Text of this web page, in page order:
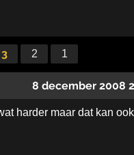
3 2 1
8 december 2008
harder maar dat kan